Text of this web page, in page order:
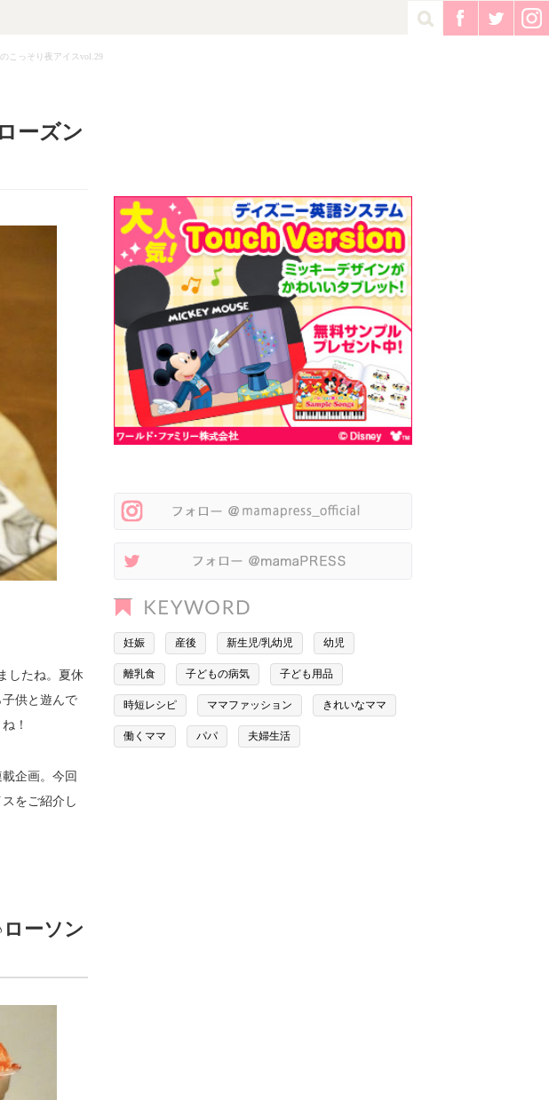
こっそり夜アイスvol.29
ーズン
したね。夏休
供と遊んで
！
企画。今回
をご紹介し
ーソン
妊娠 産後 新生児/乳幼児 幼児
離乳食 子どもの病気 子ども用品
時短レシピ ママファッション きれいなママ
働くママ パパ 夫婦生活